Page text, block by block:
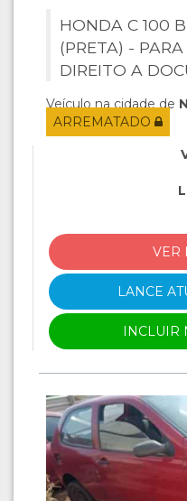
HONDA C 100
(PRETA) -
DIREITO A
Veículo na cidade de
ARREMATADO
VER
LANCE
INCLUIR